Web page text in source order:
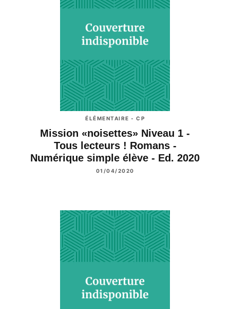
ÉLÉMENTAIRE - CP
Mission «noisettes» Niveau 1 -
Tous lecteurs ! Romans -
Numérique simple élève - Ed. 2020
01/04/2020